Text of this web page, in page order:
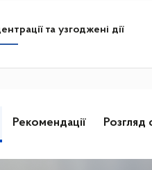
та узгоджені дії
Рекомендації Розгляд